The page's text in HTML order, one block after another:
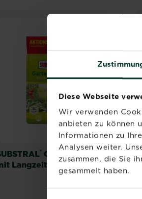
Diese Webseite
Wir verwenden
anbieten zu können
Informationen zu
Analysen weiter.
zusammen, die Sie
gesammelt haben.
® Gartendünger
Langzeitwirkung